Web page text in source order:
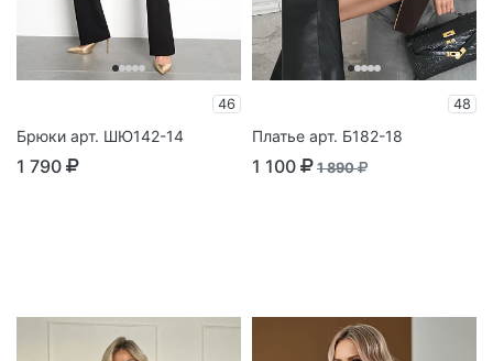
46
Брюки арт. ШЮ142-14
1 790
48
Платье арт. Б182-18
1 100 1 890